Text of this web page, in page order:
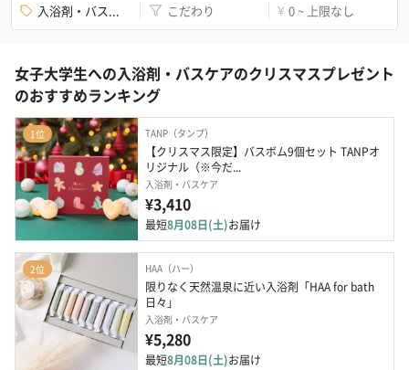
入浴剤・バス... こだわり ¥ 0 ~ 上限なし
女子大学生への入浴剤・バスケアのクリスマスプレゼント
のおすすめランキング
1位 TANP（タンプ）
【クリスマス限定】バスボム9個セット TANPオ
リジナル（※今だ...
入浴剤・バスケア
¥3,410
最短8月08日(土)お届け
2位 HAA（ハー）
限りなく天然温泉に近い入浴剤「HAA for bath
日々」
入浴剤・バスケア
¥5,280
最短8月08日(土)お届け